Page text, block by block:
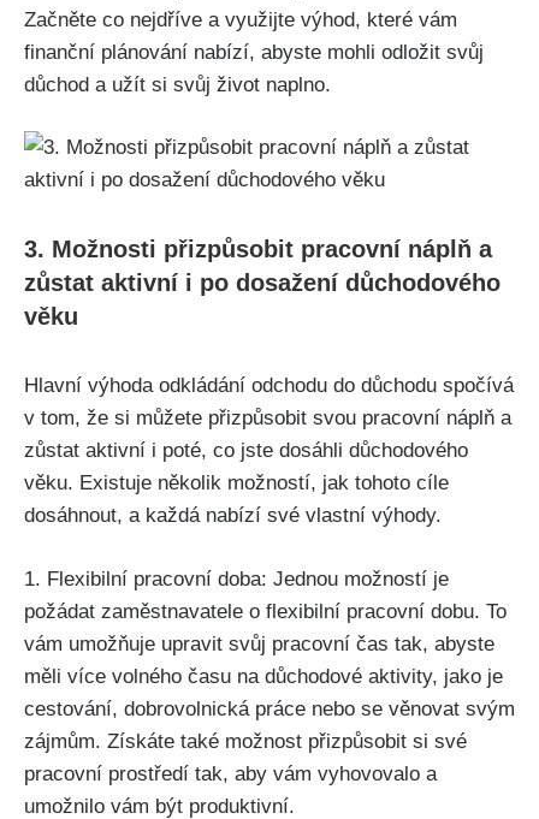
Začněte co nejdříve a využijte výhod, které vám
finanční plánování nabízí, abyste mohli odložit svůj
důchod a užít si svůj život naplno.
3. Možnosti přizpůsobit pracovní náplň a
zůstat aktivní i po dosažení důchodového
věku
Hlavní výhoda odkládání odchodu do důchodu spočívá
v tom, že si můžete přizpůsobit svou pracovní náplň a
zůstat aktivní i poté, co jste dosáhli důchodového
věku. Existuje několik možností, jak tohoto cíle
dosáhnout, a každá nabízí své vlastní výhody.
1. Flexibilní pracovní doba: Jednou možností je
požádat zaměstnavatele o flexibilní pracovní dobu. To
vám umožňuje upravit svůj pracovní čas tak, abyste
měli více volného času na důchodové aktivity, jako je
cestování, dobrovolnická práce nebo se věnovat svým
zájmům. Získáte také možnost přizpůsobit si své
pracovní prostředí tak, aby vám vyhovovalo a
umožnilo vám být produktivní.